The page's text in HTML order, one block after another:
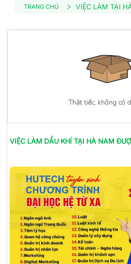
TRANG CHỦ VIỆC LÀM TẠI
Thật tiếc, không có
VIỆC LÀM DẦU KHÍ TẠI HÀ NAM